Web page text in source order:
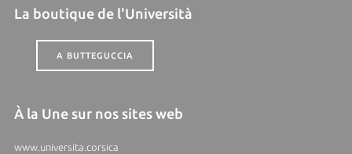
La boutique de l'Università
A BUTTEGUCCIA
À la Une sur nos sites web
www.universita.corsica